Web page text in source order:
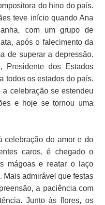
do hino do país.
teve início quando Ana
com um grupo de
após o falecimento da
de superar a depressão.
Presidente dos Estados
todos os estados do país.
celebração se estendeu
e hoje se tornou uma
celebração do amor e do
caros, é chegado o
mágoas e reatar o laço
Mais admirável que festas
a paciência com
Junto às flores, os